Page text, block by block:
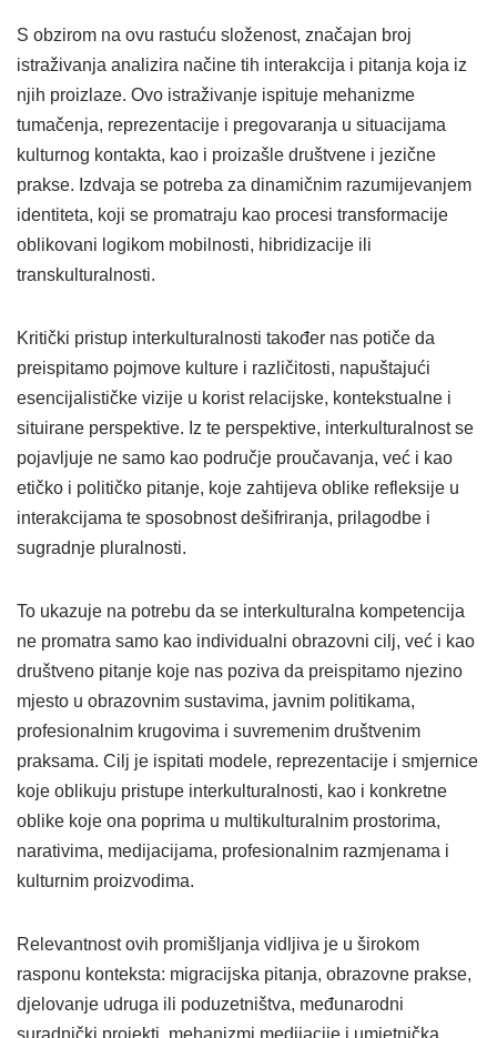
S obzirom na ovu rastuću složenost, značajan broj
istraživanja analizira načine tih interakcija i pitanja koja iz
njih proizlaze. Ovo istraživanje ispituje mehanizme
tumačenja, reprezentacije i pregovaranja u situacijama
kulturnog kontakta, kao i proizašle društvene i jezične
prakse. Izdvaja se potreba za dinamičnim razumijevanjem
identiteta, koji se promatraju kao procesi transformacije
oblikovani logikom mobilnosti, hibridizacije ili
transkulturalnosti.
Kritički pristup interkulturalnosti također nas potiče da
preispitamo pojmove kulture i različitosti, napuštajući
esencijalističke vizije u korist relacijske, kontekstualne i
situirane perspektive. Iz te perspektive, interkulturalnost se
pojavljuje ne samo kao područje proučavanja, već i kao
etičko i političko pitanje, koje zahtijeva oblike refleksije u
interakcijama te sposobnost dešifriranja, prilagodbe i
sugradnje pluralnosti.
To ukazuje na potrebu da se interkulturalna kompetencija
ne promatra samo kao individualni obrazovni cilj, već i kao
društveno pitanje koje nas poziva da preispitamo njezino
mjesto u obrazovnim sustavima, javnim politikama,
profesionalnim krugovima i suvremenim društvenim
praksama. Cilj je ispitati modele, reprezentacije i smjernice
koje oblikuju pristupe interkulturalnosti, kao i konkretne
oblike koje ona poprima u multikulturalnim prostorima,
narativima, medijacijama, profesionalnim razmjenama i
kulturnim proizvodima.
Relevantnost ovih promišljanja vidljiva je u širokom
rasponu konteksta: migracijska pitanja, obrazovne prakse,
djelovanje udruga ili poduzetništva, međunarodni
suradnički projekti, mehanizmi medijacije i umjetnička